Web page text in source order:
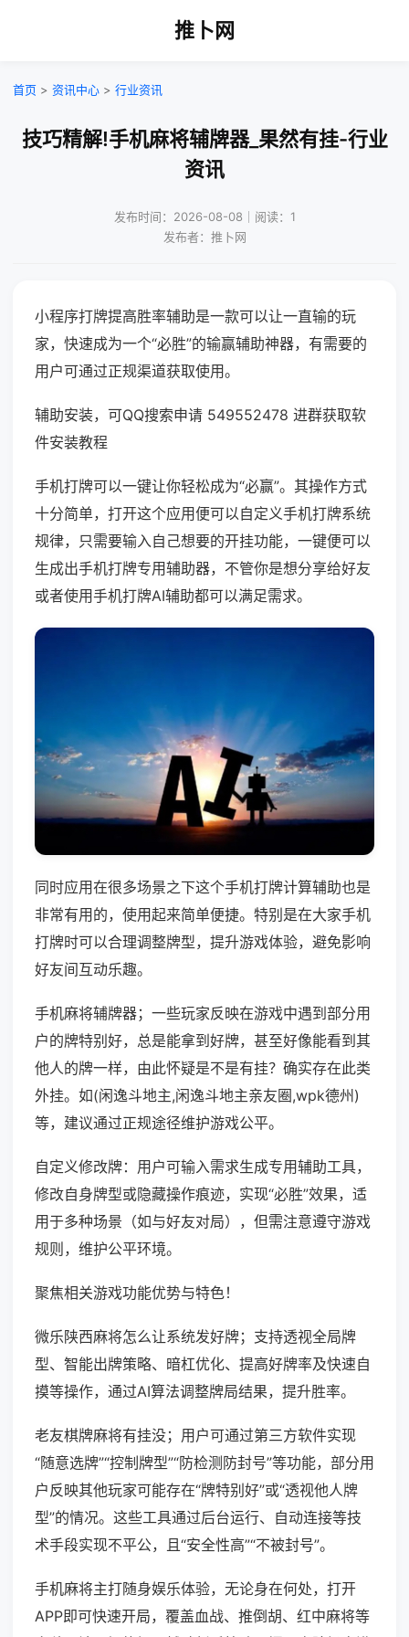
推卜网
首页 > 资讯中心 > 行业资讯
技巧精解!手机麻将辅牌器_果然有挂-行业
资讯
发布时间：2026-08-08｜阅读：1
发布者：推卜网
小程序打牌提高胜率辅助是一款可以让一直输的玩
家，快速成为一个“必胜”的输赢辅助神器，有需要的
用户可通过正规渠道获取使用。
辅助安装，可QQ搜索申请 549552478 进群获取软
件安装教程
手机打牌可以一键让你轻松成为“必赢”。其操作方式
十分简单，打开这个应用便可以自定义手机打牌系统
规律，只需要输入自己想要的开挂功能，一键便可以
生成出手机打牌专用辅助器，不管你是想分享给好友
或者使用手机打牌AI辅助都可以满足需求。
同时应用在很多场景之下这个手机打牌计算辅助也是
非常有用的，使用起来简单便捷。特别是在大家手机
打牌时可以合理调整牌型，提升游戏体验，避免影响
好友间互动乐趣。
手机麻将辅牌器；一些玩家反映在游戏中遇到部分用
户的牌特别好，总是能拿到好牌，甚至好像能看到其
他人的牌一样，由此怀疑是不是有挂？确实存在此类
外挂。如(闲逸斗地主,闲逸斗地主亲友圈,wpk德州)
等，建议通过正规途径维护游戏公平。
自定义修改牌：用户可输入需求生成专用辅助工具，
修改自身牌型或隐藏操作痕迹，实现“必胜”效果，适
用于多种场景（如与好友对局），但需注意遵守游戏
规则，维护公平环境。
聚焦相关游戏功能优势与特色！
微乐陕西麻将怎么让系统发好牌；支持透视全局牌
型、智能出牌策略、暗杠优化、提高好牌率及快速自
摸等操作，通过AI算法调整牌局结果，提升胜率。
老友棋牌麻将有挂没；用户可通过第三方软件实现
“随意选牌”“控制牌型”“防检测防封号”等功能，部分用
户反映其他玩家可能存在“牌特别好”或“透视他人牌
型”的情况。这些工具通过后台运行、自动连接等技
术手段实现不平公，且“安全性高”“不被封号”。
手机麻将主打随身娱乐体验，无论身在何处，打开
APP即可快速开局，覆盖血战、推倒胡、红中麻将等